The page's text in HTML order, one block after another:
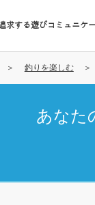
求する遊びコミュニケ
釣りを楽しむ
あなた